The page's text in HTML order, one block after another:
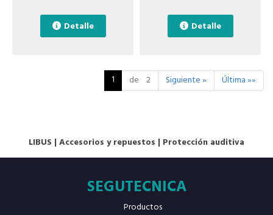
Detalle Detalle
1 de 2 Siguiente » Última »»
LIBUS |Accesorios y repuestos | Protección auditiva
SEGUTECNICA
Productos